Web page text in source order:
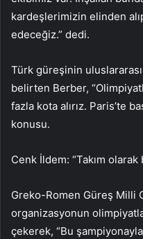
kardeşlerimizin elinden
edeceğiz.” dedi.
Türk güreşinin
belirten Berber,
fazla kota alırız. Paris’te
konusu.
Cenk İldem: “Takım
Greko-Romen Güreş Milli
organizasyonun
çekerek, “Bu